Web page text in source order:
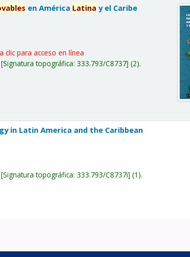
en América Latina y el Caribe
clic para acceso en línea
Signatura topográfica:333.793/C8737 (2).
in Latin America and the Caribbean
Signatura topográfica:333.793/C8737i (1).